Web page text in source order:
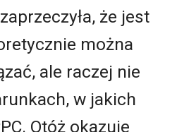
że jest
można
ale raczej nie
w jakich
Otóż okazuje